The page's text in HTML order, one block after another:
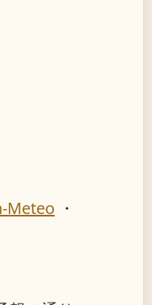
Meteo ・